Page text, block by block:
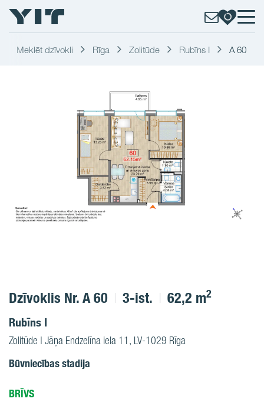
Meklēt dzīvokli Rīga Zolitūde Rubīns I A 60
Dzīvoklis Nr. A 60 3-ist. 62,2 m2
Rubīns I
Zolitūde | Jāņa Endzelīna iela 11, LV-1029 Rīga
Būvniecības stadija
BRĪVS